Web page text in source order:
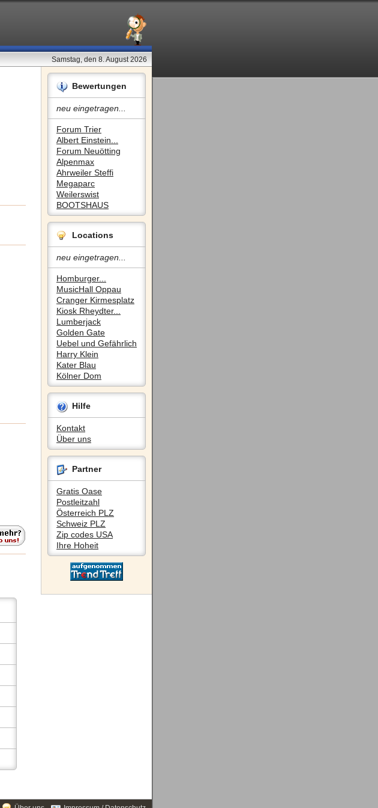
Samstag, den 8. August 2026
Bewertungen
neu eingetragen...
Forum Trier
Albert Einstein...
Forum Neuötting
Alpenmax
Ahrweiler Steffi
Megaparc
Weilerswist
BOOTSHAUS
Locations
neu eingetragen...
Homburger...
MusicHall Oppau
Cranger Kirmesplatz
Kiosk Rheydter...
Lumberjack
Golden Gate
Uebel und Gefährlich
Harry Klein
Kater Blau
Kölner Dom
Hilfe
Kontakt
Über uns
Partner
Gratis Oase
Postleitzahl
Österreich PLZ
Schweiz PLZ
Zip codes USA
Ihre Hoheit